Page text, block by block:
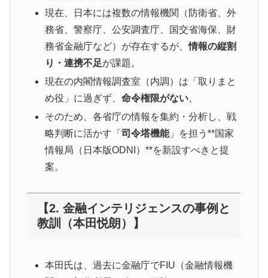
現在、日本には複数の情報機関（防衛省、外
務省、警察庁、公安調査庁、国交省海保、財
務省金融庁など）が存在するが、情報の縦割
り・連携不足が課題。
現在の内閣情報調査室（内調）は「取りまと
め役」に過ぎず、 命令権限がない。
そのため、各省庁の情報を集約・分析し、戦
略判断に活かす「 司令塔機能」を担う**国家
情報局（日本版ODNI）**を新設すべきと提
案。
【2. 金融インテリジェンスの事例と
教訓（本田悦朗）】
本田氏は、過去に金融庁でFIU（金融情報機